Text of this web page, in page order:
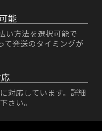
能
い方法を選択可能で
て発送のタイミングが
対応しています。詳細
さい。